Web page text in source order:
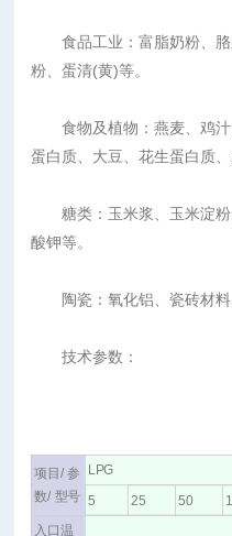
食品工业：富脂奶粉、胳
粉、蛋清(黄)等。
食物及植物：燕麦、鸡汁
蛋白质、大豆、花生蛋白质、
糖类：玉米浆、玉米淀粉
酸钾等。
陶瓷：氧化铝、瓷砖材料
技术参数：
项目/ 参
数/ 型号
LPG
5 25 50
入口温